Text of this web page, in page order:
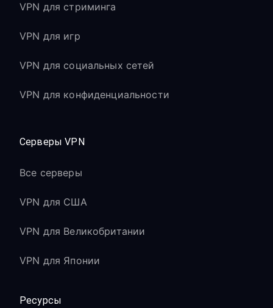
VPN для стриминга
VPN для игр
VPN для социальных сетей
VPN для конфиденциальности
Серверы VPN
Все серверы
VPN для США
VPN для Великобритании
VPN для Японии
Ресурсы